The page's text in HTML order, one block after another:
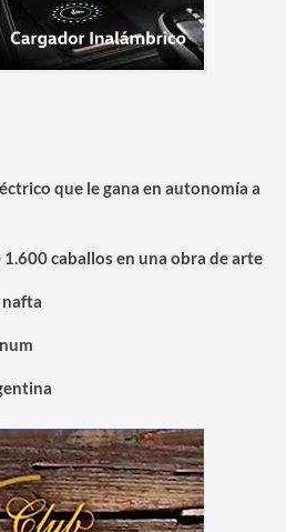
que le gana en autonomía a
caballos en una obra de arte